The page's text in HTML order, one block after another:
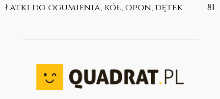
Łatki do ogumienia, kół, opon, dętek
81